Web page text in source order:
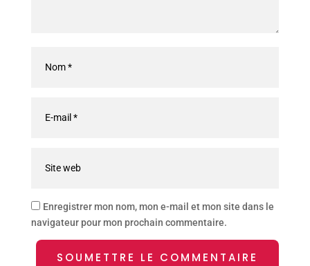
Enregistrer mon nom, mon e-mail et mon site dans le
navigateur pour mon prochain commentaire.
SOUMETTRE LE COMMENTAIRE